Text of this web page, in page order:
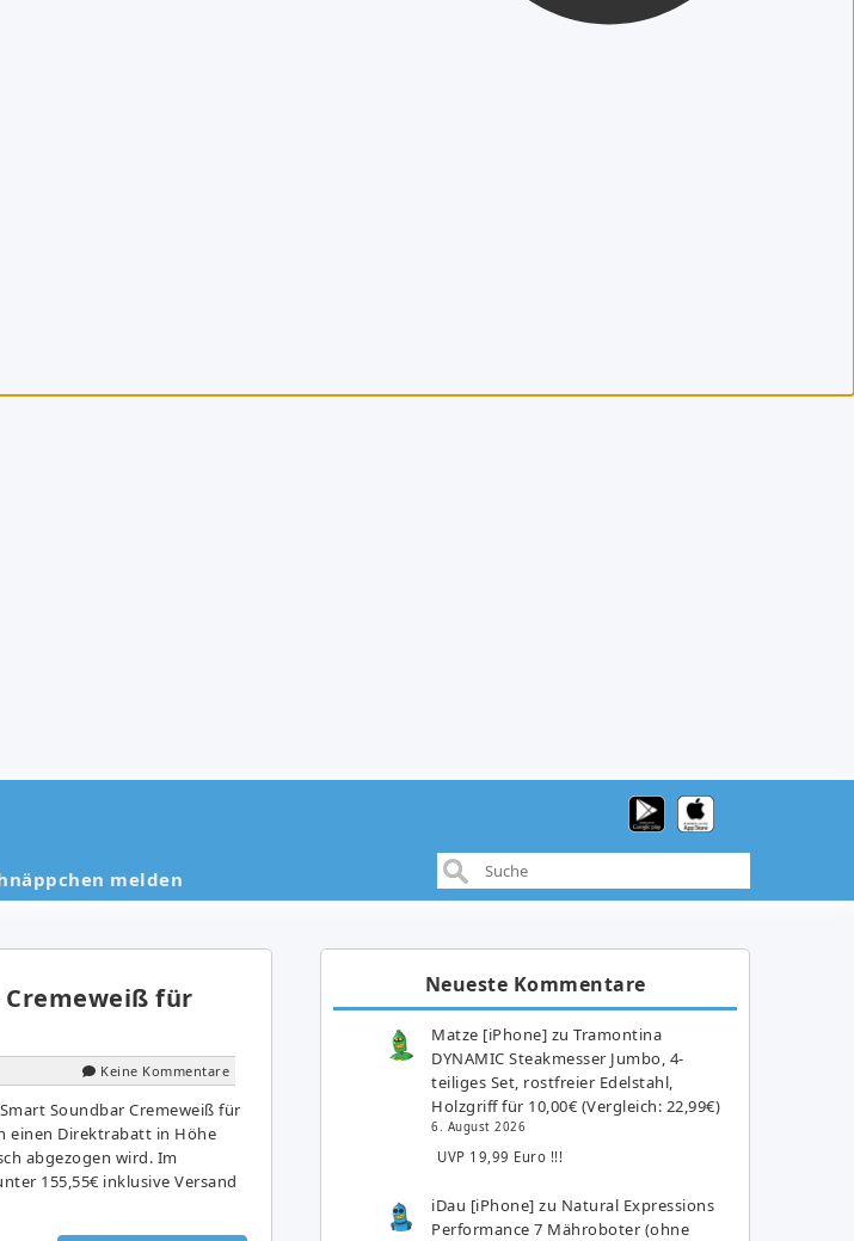
melden
Cremeweiß für
Keine Kommentare
Soundbar Cremeweiß für
einen Direktrabatt in Höhe
abgezogen wird. Im
155,55€ inklusive Versand
Neueste Kommentare
Matze [iPhone] zuTramontina
DYNAMIC Steakmesser Jumbo, 4-
teiliges Set, rostfreier Edelstahl,
Holzgriff für 10,00€ (Vergleich: 22,99€)
6. August 2026
UVP 19,99 Euro !!!
iDau [iPhone] zu Natural Expressions
Performance 7 Mähroboter (ohne